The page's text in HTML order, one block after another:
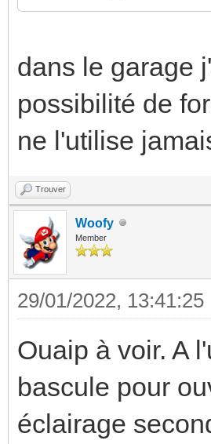
dans le garage
possibilité de
ne l'utilise
Trouver
Woofy
Member
29/01/2022, 13:41:25
Ouaip à voir. A
bascule pour
éclairage